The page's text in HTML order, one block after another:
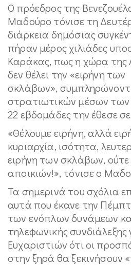
Ο πρόεδρος της
Μαδούρο τόνισε τη
διάρκεια δημόσιας
πήραν μέρος χιλιάδες
Καράκας, πως η χώρα της
δεν θέλει την «ειρήνη των
σκλάβων»,
στρατιωτικών μέσων των
22 εβδομάδες την έθεσε
«Θέλουμε ειρήνη, αλλά
κυριαρχία, ισότητα,
ειρήνη των σκλάβων, ούτε
αποικιών!», τόνισε ο
Τα σημερινά του σχόλια
αυτά που έκανε την
των ενόπλων δυνάμεων
τηλεφωνικής
Ευχαριστιών ότι οι
στην ξηρά θα ξεκινήσουν